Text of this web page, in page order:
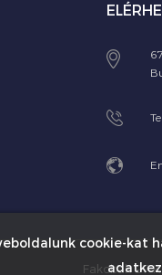
Fakobak 97
cookie-kat